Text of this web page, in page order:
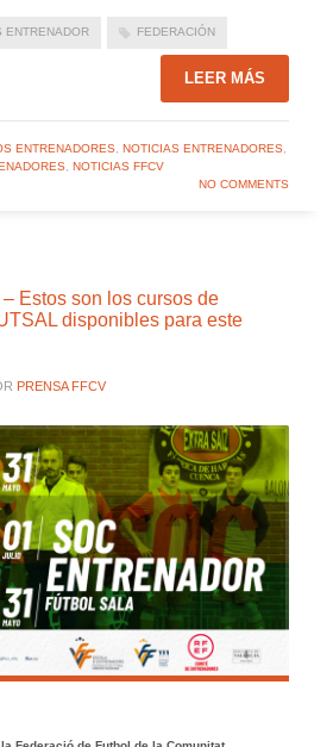
ENTRENADOR FEDERACIÓN
LEER MÁS
ENTRENADORES, NOTICIAS ENTRENADORES,
, NOTICIAS FFCV
NO COMMENTS
– Estos son los cursos de
disponibles para este
PRENSA FFCV